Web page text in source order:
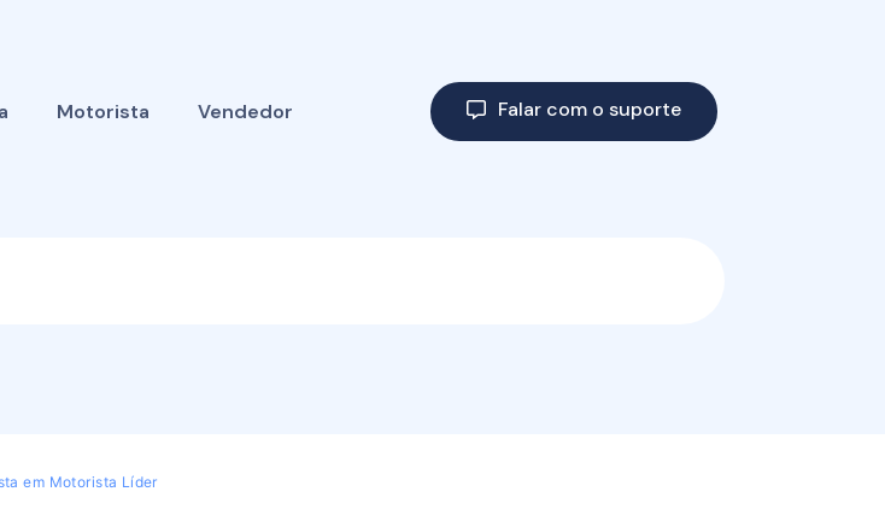
Motorista Vendedor Falar com o suporte
em Motorista Líder